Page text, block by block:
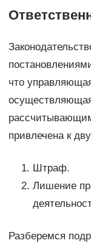
что
привлечена к
Штраф.
Лишение
Разберемся